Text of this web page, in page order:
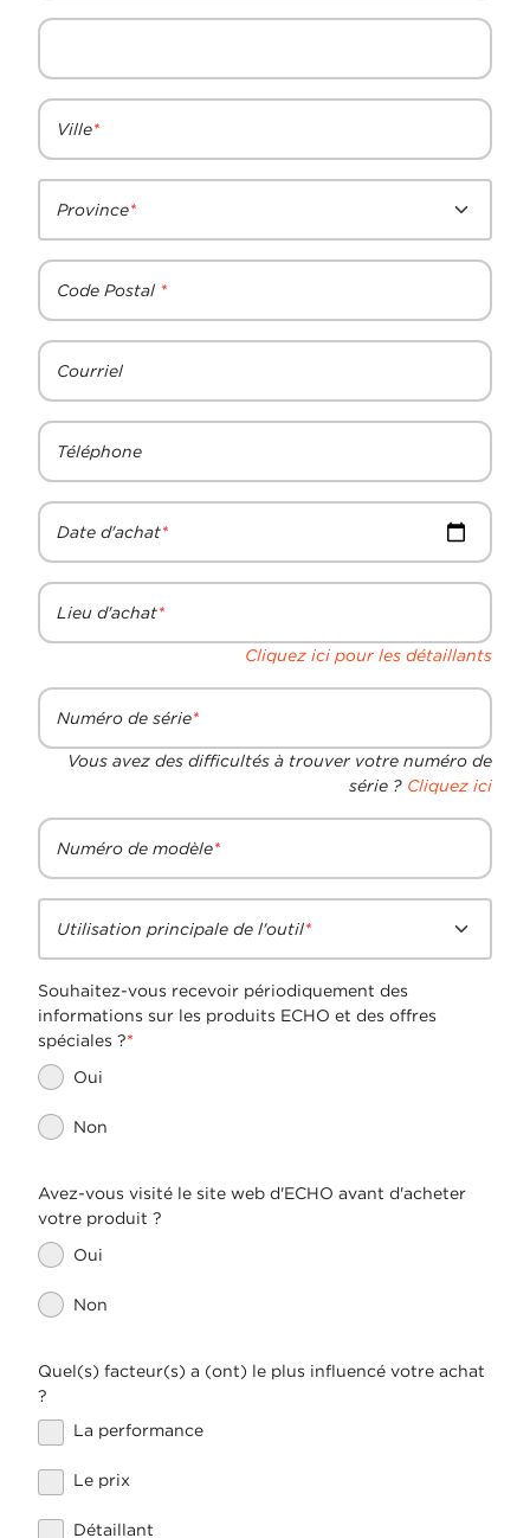
Ville
Province
Code Postal
Courriel
Téléphone
Date d'achat
Lieu d'achat
Cliquez ici pour les détaillants
Numéro de série
Vous avez des difficultés à trouver votre numéro de
série ? Cliquez ici
Numéro de modèle
Utilisation principale de l'outil
Souhaitez-vous recevoir périodiquement des
informations sur les produits ECHO et des offres
spéciales ?
Oui
Non
Avez-vous visité le site web d'ECHO avant d'acheter
votre produit ?
Oui
Non
Quel(s) facteur(s) a (ont) le plus influencé votre achat
?
La performance
Le prix
Détaillant